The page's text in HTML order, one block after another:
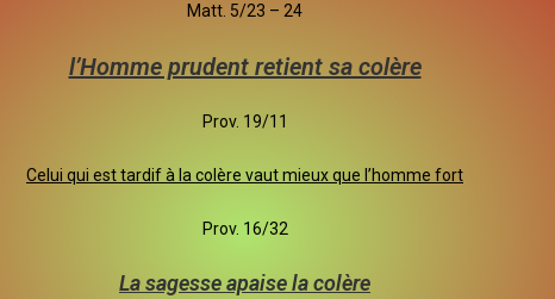
Matt. 5/23 – 24
l’Homme prudent retient sa colère
Prov. 19/11
Celui qui est tardif à la colère vaut mieux que l’homme fort
Prov. 16/32
La sagesse apaise la colère